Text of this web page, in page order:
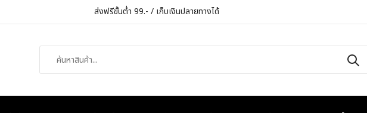
ส่งฟรีขั้นต่ำ 99.- / เก็บเงินปลายทางได้